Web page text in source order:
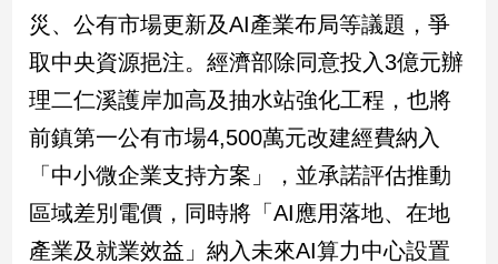
政
治
焦
觀
點
調
國
災、公有市場更新及AI產業布局等議題，爭
取中央資源挹注。經濟部除同意投入3億元辦
理二仁溪護岸加高及抽水站強化工程，也將
前鎮第一公有市場4,500萬元改建經費納入
「中小微企業支持方案」，並承諾評估推動
區域差別電價，同時將「AI應用落地、在地
產業及就業效益」納入未來AI算力中心設置